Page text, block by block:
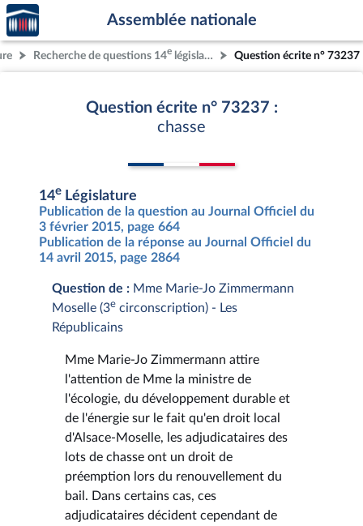
Aller au contenu
Aller en bas de la page
Accèder
à la
page
d'accueil
Assemblée nationale
Recherche de questions 14e législature Question écrite n° 73237
Question écrite n° 73237 :
chasse
14e Législature
Publication de la question au Journal Officiel du
3 février 2015, page 664
Publication de la réponse au Journal Officiel du
14 avril 2015, page 2864
Question de : Mme Marie-Jo Zimmermann
Moselle (3e circonscription) - Les
Républicains
Mme Marie-Jo Zimmermann attire
l'attention de Mme la ministre de
l'écologie, du développement durable et
de l'énergie sur le fait qu'en droit local
d'Alsace-Moselle, les adjudicataires des
lots de chasse ont un droit de
préemption lors du renouvellement du
bail. Dans certains cas, ces
adjudicataires décident cependant de